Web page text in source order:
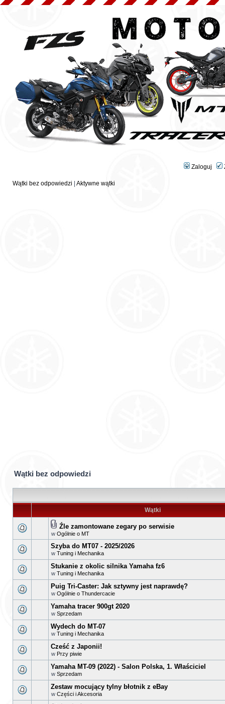
Zaloguj
Wątki bez odpowiedzi Aktywne wątki
Wątki bez odpowiedzi
Wątki
Źle zamontowane zegary po serwisie
w Ogólnie o MT
Szyba do MT07 - 2025/2026
w Tuning i Mechanika
Stukanie z okolic silnika Yamaha fz6
w Tuning i Mechanika
Puig Tri-Caster: Jak sztywny jest naprawdę?
w Ogólnie o Thundercacie
Yamaha tracer 900gt 2020
w Sprzedam
Wydech do MT-07
w Tuning i Mechanika
Cześć z Japonii!
w Przy piwie
Yamaha MT-09 (2022) - Salon Polska, 1. Właściciel
w Sprzedam
Zestaw mocujący tylny błotnik z eBay
w Części i Akcesoria